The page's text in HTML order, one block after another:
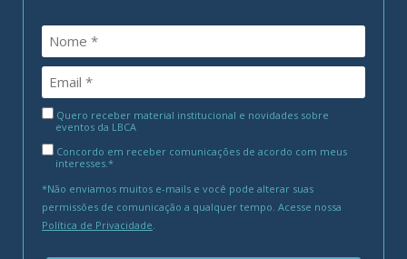
Quero receber material institucional e novidades sobre
eventos da LBCA
Concordo em receber comunicações de acordo com meus
interesses.*
*Não enviamos muitos e-mails e você pode alterar suas
permissões de comunicação a qualquer tempo. Acesse nossa
Política de Privacidade.